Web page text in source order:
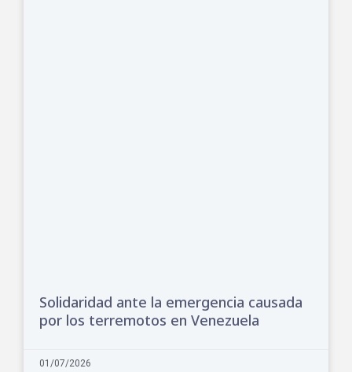
Solidaridad ante la emergencia causada
por los terremotos en Venezuela
01/07/2026